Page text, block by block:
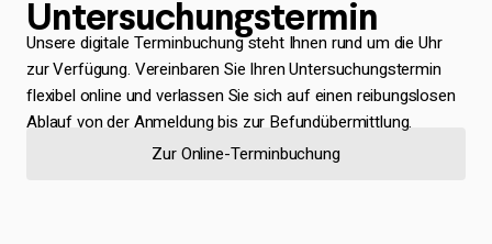
Untersuchungstermin
Unsere digitale Terminbuchung steht Ihnen rund um die Uhr
zur Verfügung. Vereinbaren Sie Ihren Untersuchungstermin
flexibel online und verlassen Sie sich auf einen reibungslosen
Ablauf von der Anmeldung bis zur Befundübermittlung.
Zur Online-Terminbuchung